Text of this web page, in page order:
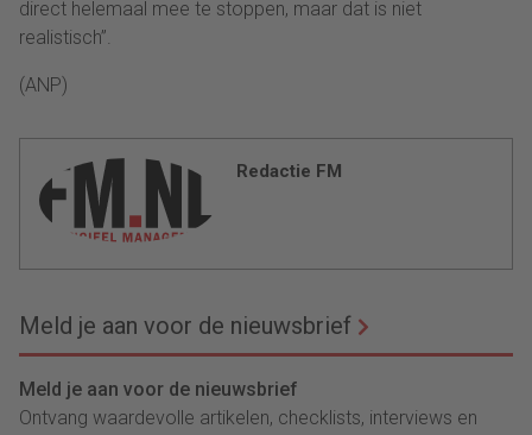
direct helemaal mee te stoppen, maar dat is niet
realistisch”.
(ANP)
Redactie FM
Meld je aan voor de nieuwsbrief
Meld je aan voor de nieuwsbrief
Ontvang waardevolle artikelen, checklists, interviews en